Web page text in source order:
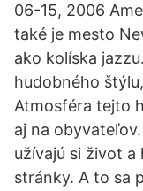
06-15, 2006
také je mesto
ako kolíska
hudobného
Atmosféra tejto
aj na
užívajú si život a
stránky. A to sa